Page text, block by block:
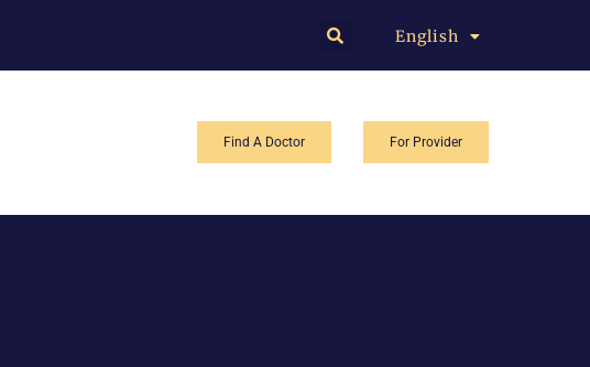
English
中文
Find A Doctor For Provider